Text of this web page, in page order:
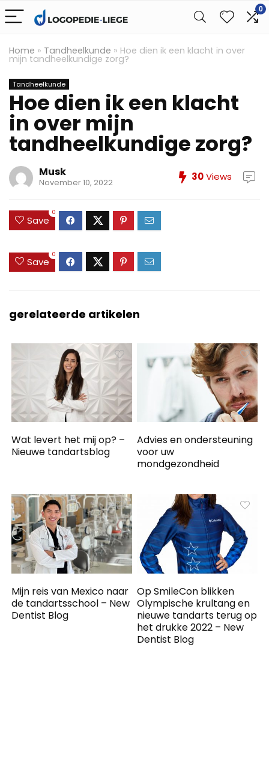
0
Home » Tandheelkunde » Hoe dien ik een klacht in over
mijn tandheelkundige zorg?
Tandheelkunde
Hoe dien ik een klacht
in over mijn
tandheelkundige zorg?
Musk
November 10, 2022 30Views
Save
0
Save
0
gerelateerde artikelen
Wat levert het mij op? –
Nieuwe tandartsblog
Advies en ondersteuning
voor uw
mondgezondheid
Mijn reis van Mexico naar
de tandartsschool – New
Dentist Blog
Op SmileCon blikken
Olympische krultang en
nieuwe tandarts terug op
het drukke 2022 – New
Dentist Blog